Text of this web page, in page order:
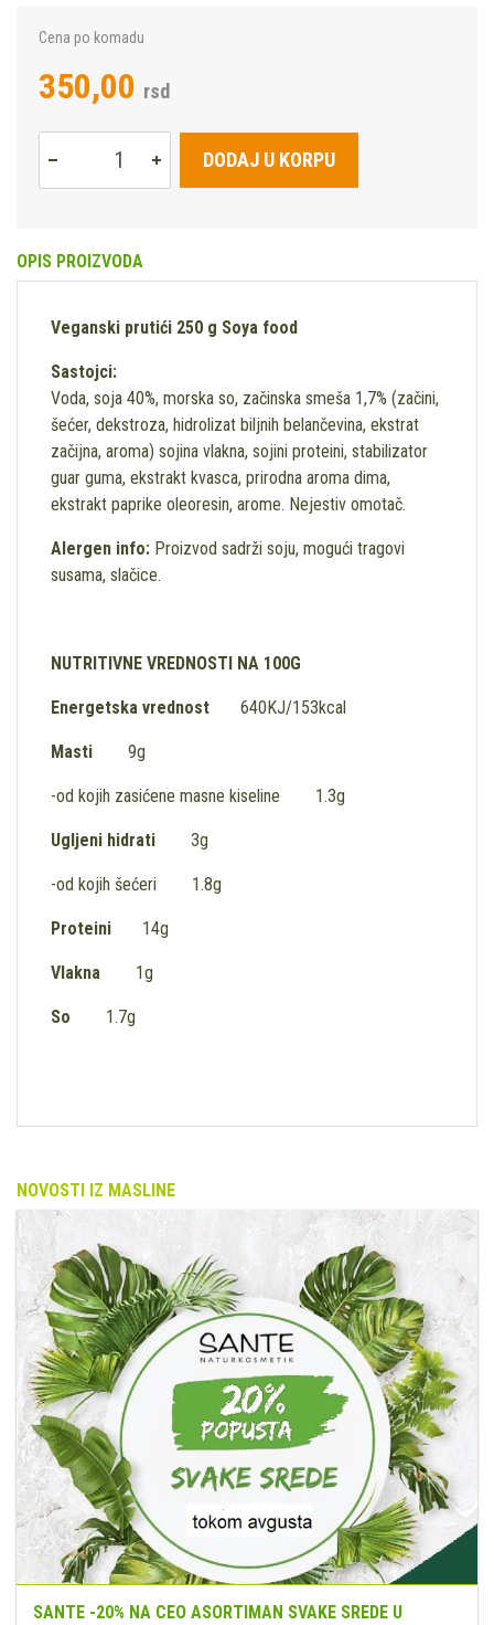
Cena po komadu
350,00 rsd
DODAJ U KORPU
OPIS PROIZVODA
Veganski prutići 250 g Soya food
Sastojci:
Voda, soja 40%, morska so, začinska smeša 1,7% (začini,
šećer, dekstroza, hidrolizat biljnih belančevina, ekstrat
začijna, aroma) sojina vlakna, sojini proteini, stabilizator
guar guma, ekstrakt kvasca, prirodna aroma dima,
ekstrakt paprike oleoresin, arome. Nejestiv omotač.
Alergen info: Proizvod sadrži soju, mogući tragovi
susama, slačice.
NUTRITIVNE VREDNOSTI NA 100G
Energetska vrednost 640KJ/153kcal
Masti 9g
-od kojih zasićene masne kiseline 1.3g
Ugljeni hidrati 3g
-od kojih šećeri 1.8g
Proteini 14g
Vlakna 1g
So 1.7g
NOVOSTI IZ MASLINE
SANTE -20% NA CEO ASORTIMAN SVAKE SREDE U